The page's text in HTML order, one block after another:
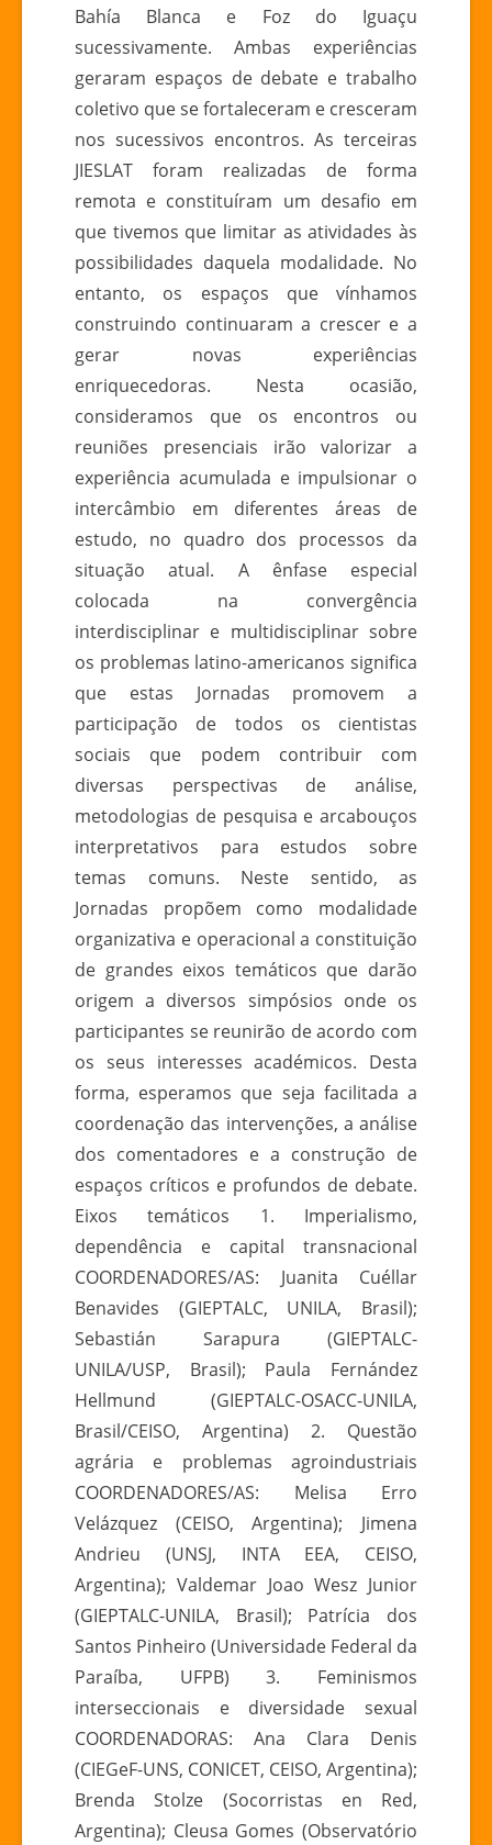
Bahía Blanca e Foz do Iguaçu
sucessivamente. Ambas experiências
geraram espaços de debate e trabalho
coletivo que se fortaleceram e cresceram
nos sucessivos encontros. As terceiras
JIESLAT foram realizadas de forma
remota e constituíram um desafio em
que tivemos que limitar as atividades às
possibilidades daquela modalidade. No
entanto, os espaços que vínhamos
construindo continuaram a crescer e a
gerar novas experiências
enriquecedoras. Nesta ocasião,
consideramos que os encontros ou
reuniões presenciais irão valorizar a
experiência acumulada e impulsionar o
intercâmbio em diferentes áreas de
estudo, no quadro dos processos da
situação atual. A ênfase especial
colocada na convergência
interdisciplinar e multidisciplinar sobre
os problemas latino-americanos significa
que estas Jornadas promovem a
participação de todos os cientistas
sociais que podem contribuir com
diversas perspectivas de análise,
metodologias de pesquisa e arcabouços
interpretativos para estudos sobre
temas comuns. Neste sentido, as
Jornadas propõem como modalidade
organizativa e operacional a constituição
de grandes eixos temáticos que darão
origem a diversos simpósios onde os
participantes se reunirão de acordo com
os seus interesses académicos. Desta
forma, esperamos que seja facilitada a
coordenação das intervenções, a análise
dos comentadores e a construção de
espaços críticos e profundos de debate.
Eixos temáticos 1. Imperialismo,
dependência e capital transnacional
COORDENADORES/AS: Juanita Cuéllar
Benavides (GIEPTALC, UNILA, Brasil);
Sebastián Sarapura (GIEPTALC-
UNILA/USP, Brasil); Paula Fernández
Hellmund (GIEPTALC-OSACC-UNILA,
Brasil/CEISO, Argentina) 2. Questão
agrária e problemas agroindustriais
COORDENADORES/AS: Melisa Erro
Velázquez (CEISO, Argentina); Jimena
Andrieu (UNSJ, INTA EEA, CEISO,
Argentina); Valdemar Joao Wesz Junior
(GIEPTALC-UNILA, Brasil); Patrícia dos
Santos Pinheiro (Universidade Federal da
Paraíba, UFPB) 3. Feminismos
interseccionais e diversidade sexual
COORDENADORAS: Ana Clara Denis
(CIEGeF-UNS, CONICET, CEISO, Argentina);
Brenda Stolze (Socorristas en Red,
Argentina); Cleusa Gomes (Observatório